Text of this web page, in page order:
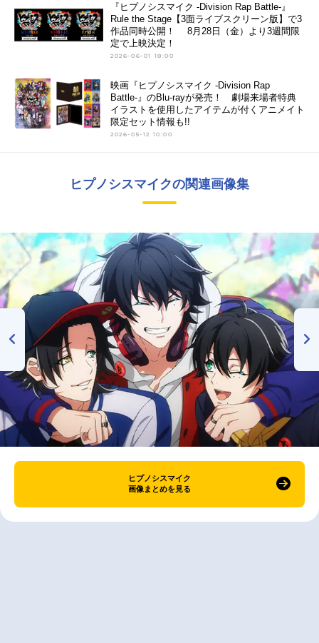
『ヒプノシスマイク -Division Rap Battle-』
Rule the Stage【3面ライブスクリーン版】で3
作品同時公開！ 8月28日（金）より3週間限
定で上映決定！
2026-06-01 18:00
映画『ヒプノシスマイク -Division Rap
Battle-』のBlu-rayが発売！ 劇場来場者特典
イラストを使用したアイテムが付くアニメイト
限定セット情報も!!
2026-05-12 10:00
ヒプノシスマイクの関連画像集
ヒプノシスマイク
画像まとめを見る